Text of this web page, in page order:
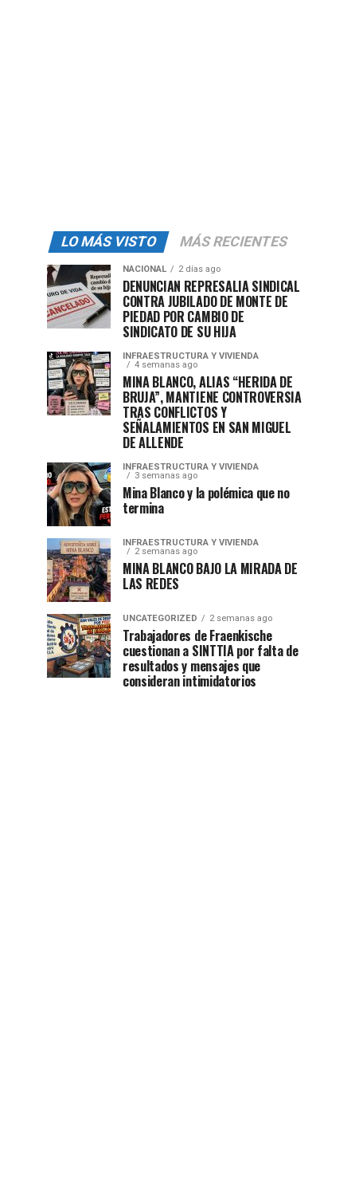
LO MÁS VISTO MÁS RECIENTES
NACIONAL 2 días ago
DENUNCIAN REPRESALIA SINDICAL
CONTRA JUBILADO DE MONTE DE
PIEDAD POR CAMBIO DE
SINDICATO DE SU HIJA
INFRAESTRUCTURA Y VIVIENDA
4 semanas ago
MINA BLANCO, ALIAS “HERIDA DE
BRUJA”, MANTIENE CONTROVERSIA
TRAS CONFLICTOS Y
SEÑALAMIENTOS EN SAN MIGUEL
DE ALLENDE
INFRAESTRUCTURA Y VIVIENDA
3 semanas ago
Mina Blanco y la polémica que no
termina
INFRAESTRUCTURA Y VIVIENDA
2 semanas ago
MINA BLANCO BAJO LA MIRADA DE
LAS REDES
UNCATEGORIZED 2 semanas ago
Trabajadores de Fraenkische
cuestionan a SINTTIA por falta de
resultados y mensajes que
consideran intimidatorios